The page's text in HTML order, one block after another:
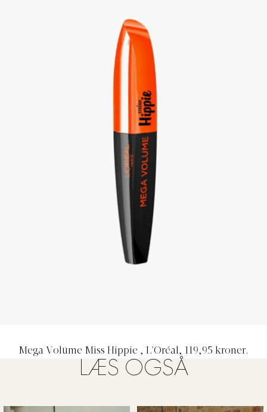
Mega Volume Miss Hippie , L'Oréal, 119,95 kroner.
LÆS OGSÅ